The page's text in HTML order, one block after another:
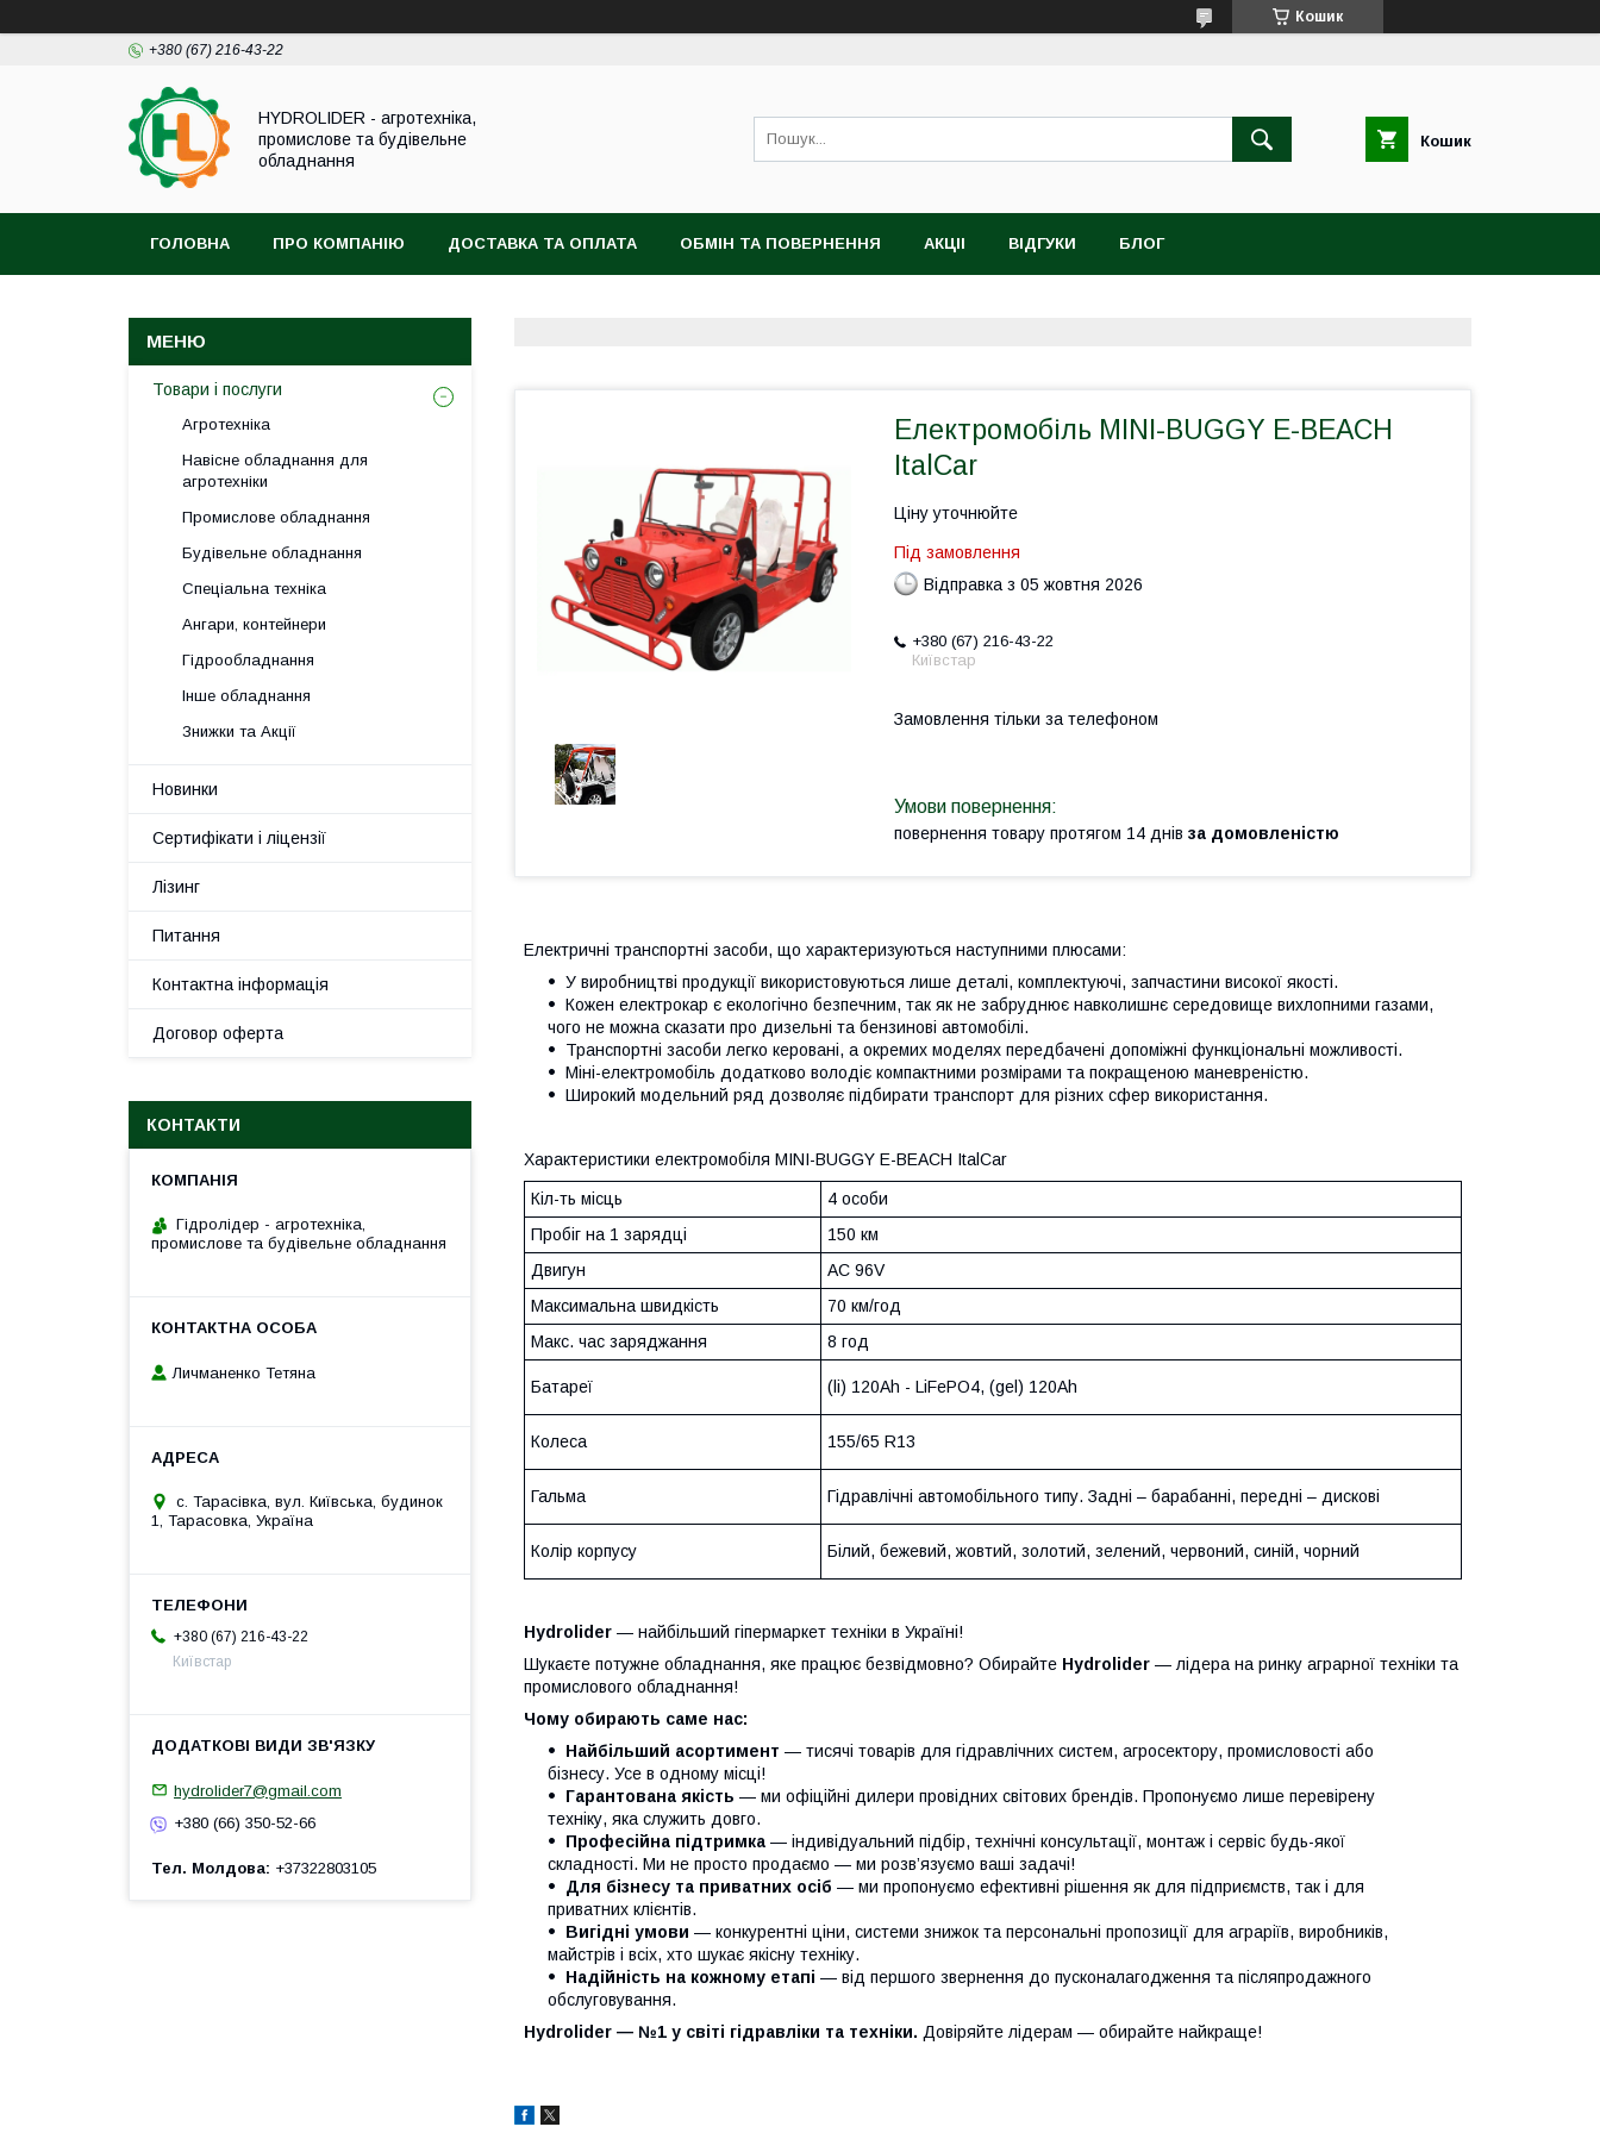
Кошик
+380 (67) 216-43-22
HYDROLIDER - агротехніка,
промислове та будівельне
обладнання
Кошик
ГОЛОВНА ПРО КОМПАНІЮ ДОСТАВКА ТА ОПЛАТА ОБМІН ТА ПОВЕРНЕННЯ АКЦІІ ВІДГУКИ БЛОГ
Електромобіль MINI-BUGGY E-BEACH
ItalCar
Ціну уточнюйте
Під замовлення
Відправка з 05 жовтня 2026
+380 (67) 216-43-22
Київстар
Замовлення тільки за телефоном
повернення товару протягом 14 днів за домовленістю
Електричні транспортні засоби, що характеризуються наступними плюсами:
У виробництві продукції використовуються лише деталі, комплектуючі, запчастини високої якості.
Кожен електрокар є екологічно безпечним, так як не забруднює навколишнє середовище вихлопними газами,
чого не можна сказати про дизельні та бензинові автомобілі.
Транспортні засоби легко керовані, а окремих моделях передбачені допоміжні функціональні можливості.
Міні-електромобіль додатково володіє компактними розмірами та покращеною маневреністю.
Широкий модельний ряд дозволяє підбирати транспорт для різних сфер використання.
Характеристики електромобіля MINI-BUGGY E-BEACH ItalCar
Кіл-ть місць
4 особи
Пробіг на 1 зарядці
150 км
Двигун
AC 96V
Максимальна швидкість
70 км/год
Макс. час заряджання
8 год
Батареї (li) 120Ah - LiFePO4, (gel) 120Ah
Колеса 155/65 R13
Гальма Гідравлічні автомобільного типу. Задні – барабанні, передні – дискові
Колір корпусу Білий, бежевий, жовтий, золотий, зелений, червоний, синій, чорний
Hydrolider — найбільший гіпермаркет техніки в Україні!
Шукаєте потужне обладнання, яке працює безвідмовно? Обирайте Hydrolider — лідера на ринку аграрної техніки та
промислового обладнання!
Чому обирають саме нас:
Найбільший асортимент — тисячі товарів для гідравлічних систем, агросектору, промисловості або
бізнесу. Усе в одному місці!
Гарантована якість — ми офіційні дилери провідних світових брендів. Пропонуємо лише перевірену
техніку, яка служить довго.
Професійна підтримка — індивідуальний підбір, технічні консультації, монтаж і сервіс будь-якої
складності. Ми не просто продаємо — ми розв’язуємо ваші задачі!
Для бізнесу та приватних осіб — ми пропонуємо ефективні рішення як для підприємств, так і для
приватних клієнтів.
Вигідні умови — конкурентні ціни, системи знижок та персональні пропозиції для аграріїв, виробників,
майстрів і всіх, хто шукає якісну техніку.
Надійність на кожному етапі — від першого звернення до пусконалагодження та післяпродажного
обслуговування.
Hydrolider — №1 у світі гідравліки та техніки. Довіряйте лідерам — обирайте найкраще!
Товари і послуги
Агротехніка
Навісне обладнання для
агротехніки
Промислове обладнання
Будівельне обладнання
Спеціальна техніка
Ангари, контейнери
Гідрообладнання
Інше обладнання
Знижки та Акції
Новинки
Сертифікати і ліцензії
Лізинг
Питання
Контактна інформація
Договор оферта
КОНТАКТИ
Гідролідер - агротехніка,
промислове та будівельне обладнання
Личманенко Тетяна
с. Тарасівка, вул. Київська, будинок
1, Тарасовка, Україна
+380 (67) 216-43-22
Київстар
hydrolider7@gmail.com
+380 (66) 350-52-66
Тел. Молдова +37322803105